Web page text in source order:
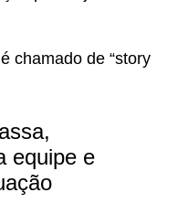
chamado de “story
equipe e